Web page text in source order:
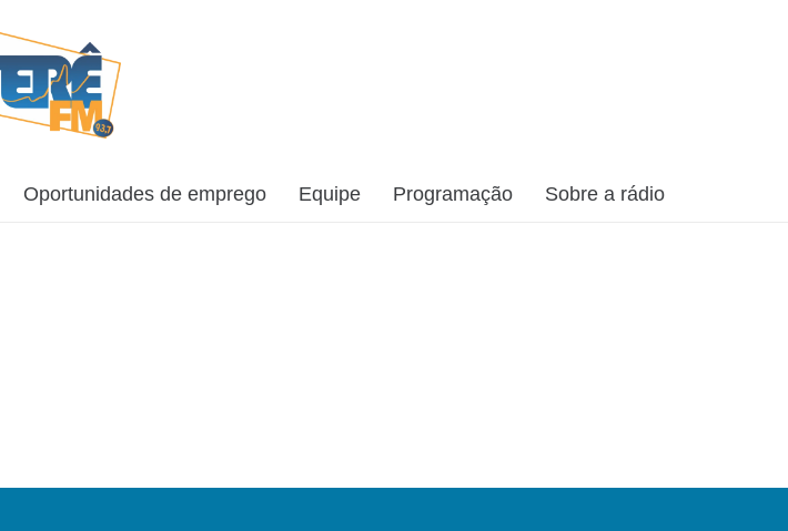
Oportunidades de emprego Equipe Programação Sobre a rádio